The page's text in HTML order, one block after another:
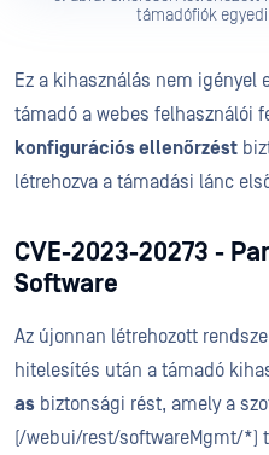
támadófiók
Ez a kihasználás nem igényel
támadó a webes felhasználói
konfigurációs ellenőrzést
létrehozva a támadási lánc
CVE-2023-20273 -
Software
Az újonnan létrehozott
hitelesítés után a támadó
as biztonsági rést, amely a
(/webui/rest/softwareMgmt/*)